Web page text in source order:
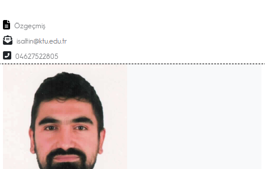
Özgeçmiş
isaltin
04627522805